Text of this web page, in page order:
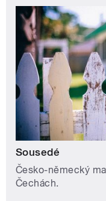
Sousedé
Česko-německý
Čechách.